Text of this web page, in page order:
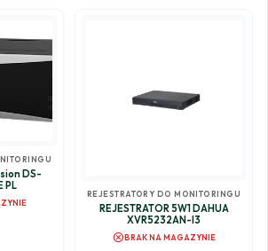
DS-
PL
REJESTRATORY DO MONITORINGU
REJESTRATOR 5W1 DAHUA
XVR5232AN-I3
cancelBRAK NA MAGAZYNIE